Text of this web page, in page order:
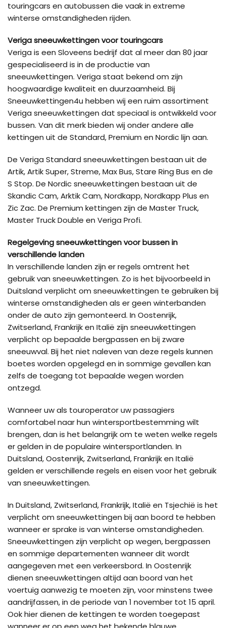
touringcars en autobussen die vaak in extreme
winterse omstandigheden rijden.
Veriga sneeuwkettingen voor touringcars
Veriga is een Sloveens bedrijf dat al meer dan 80 jaar
gespecialiseerd is in de productie van
sneeuwkettingen. Veriga staat bekend om zijn
hoogwaardige kwaliteit en duurzaamheid. Bij
Sneeuwkettingen4u hebben wij een ruim assortiment
Veriga sneeuwkettingen dat speciaal is ontwikkeld voor
bussen. Van dit merk bieden wij onder andere alle
kettingen uit de Standard, Premium en Nordic lijn aan.
De Veriga Standard sneeuwkettingen bestaan uit de
Artik, Artik Super, Streme, Max Bus, Stare Ring Bus en de
S Stop. De Nordic sneeuwkettingen bestaan uit de
Skandic Cam, Arktik Cam, Nordkapp, Nordkapp Plus en
Zic Zac. De Premium kettingen zijn de Master Truck,
Master Truck Double en Veriga Profi.
Regelgeving sneeuwkettingen voor bussen in
verschillende landen
In verschillende landen zijn er regels omtrent het
gebruik van sneeuwkettingen. Zo is het bijvoorbeeld in
Duitsland verplicht om sneeuwkettingen te gebruiken bij
winterse omstandigheden als er geen winterbanden
onder de auto zijn gemonteerd. In Oostenrijk,
Zwitserland, Frankrijk en Italië zijn sneeuwkettingen
verplicht op bepaalde bergpassen en bij zware
sneeuwval. Bij het niet naleven van deze regels kunnen
boetes worden opgelegd en in sommige gevallen kan
zelfs de toegang tot bepaalde wegen worden
ontzegd.
Wanneer uw als touroperator uw passagiers
comfortabel naar hun wintersportbestemming wilt
brengen, dan is het belangrijk om te weten welke regels
er gelden in de populaire wintersportlanden. In
Duitsland, Oostenrijk, Zwitserland, Frankrijk en Italië
gelden er verschillende regels en eisen voor het gebruik
van sneeuwkettingen.
In Duitsland, Zwitserland, Frankrijk, Italië en Tsjechië is het
verplicht om sneeuwkettingen bij aan boord te hebben
wanneer er sprake is van winterse omstandigheden.
Sneeuwkettingen zijn verplicht op wegen, bergpassen
en sommige departementen wanneer dit wordt
aangegeven met een verkeersbord. In Oostenrijk
dienen sneeuwkettingen altijd aan boord van het
voertuig aanwezig te moeten zijn, voor minstens twee
aandrijfassen, in de periode van 1 november tot 15 april.
Ook hier dienen de kettingen te worden toegepast